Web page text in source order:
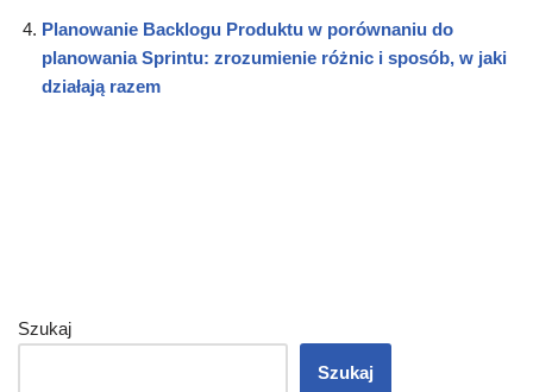
Planowanie Backlogu Produktu w porównaniu do
planowania Sprintu: zrozumienie różnic i sposób, w jaki
działają razem
Szukaj
Szukaj